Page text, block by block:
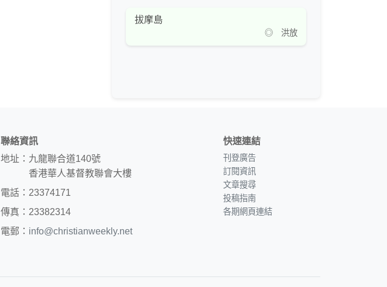
拔摩島
◎ 洪放
聯絡資訊
地址：九龍聯合道140號
香港華人基督教聯會大樓
電話：23374171
傳真：23382314
電郵： info@christianweekly.net
快速連結
刊登廣告
訂閱資訊
文章搜尋
投稿指南
各期網頁連結